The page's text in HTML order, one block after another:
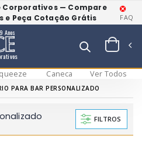
Corporativos — Compare
e Peça Cotação Grátis
FAQ
Anos
Caneca Ver Todos
PARA BAR PERSONALIZADO
FILTROS